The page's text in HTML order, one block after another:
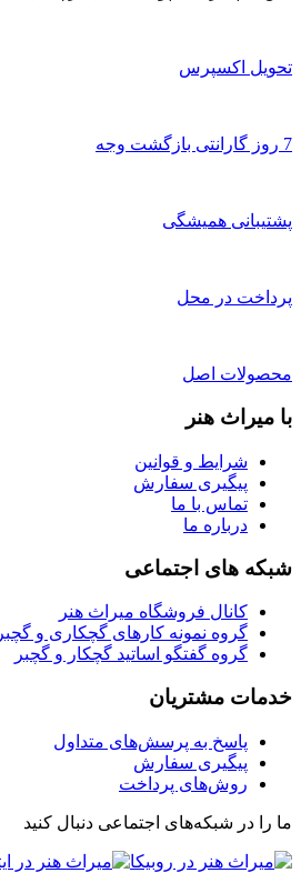
تحویل اکسپرس
7 روز گارانتی بازگشت وجه
پشتیبانی همیشگی
پرداخت در محل
محصولات اصل
با میراث هنر
شرایط و قوانین
پیگیری سفارش
تماس با ما
درباره ما
شبکه های اجتماعی
کانال فروشگاه میراث هنر
گروه نمونه کارهای گچکاری و
گروه گفتگو اساتید گچکار و گچبر
خدمات مشتریان
پاسخ به پرسش‌های متداول
پیگیری سفارش
روش‌های پرداخت
ما را در شبکه‌های اجتماعی دنبال کنید